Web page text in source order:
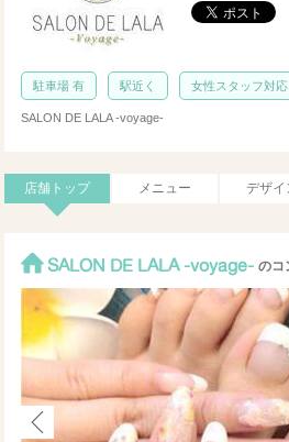
駐車場 有 駅近く 女性スタッフ対応
SALON DE LALA -voyage-
店舗トップ メニュー デザイ
SALON DE LALA -voyage- のコ